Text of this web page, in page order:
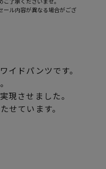
ール内容が異なる場合がござ
イドパンツです。
現させました。
せています。